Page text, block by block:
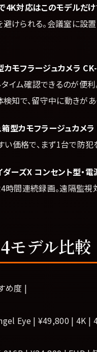
4K対応はこのモデルだけ
避けられる。会議室に設
モフラージュカメラ
イム確認できるのが便
知で、留守中に動きが
箱型カモフラージュカメ
価格で、まず1台で防
ーズX コンセント型・電
時間連続録画。遠隔監視
モデル比較
め度 |
Eye | ¥49,800 | 4K |